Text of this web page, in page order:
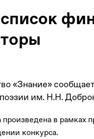
«Знание»
им. Н.Н.
произведена в рамках
конкурса.